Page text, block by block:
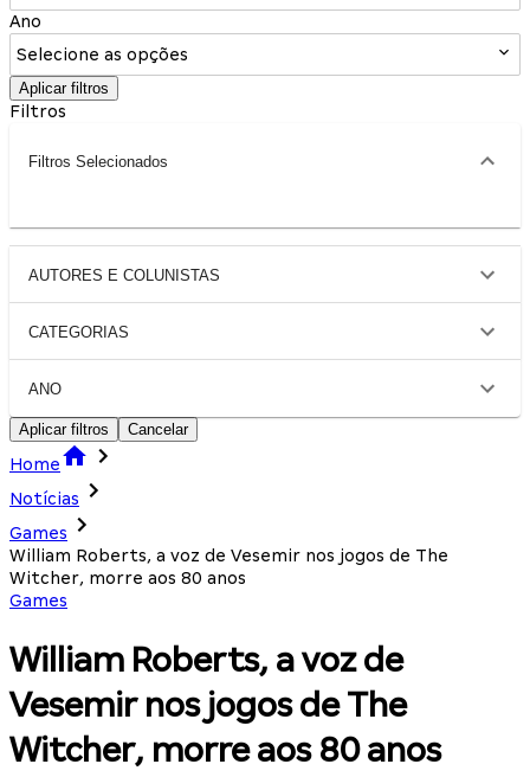
Ano
Selecione as opções
Aplicar filtros
Filtros
Filtros Selecionados
AUTORES E COLUNISTAS
CATEGORIAS
ANO
Aplicar filtros Cancelar
Home
Notícias
Games
William Roberts, a voz de Vesemir nos jogos de The
Witcher, morre aos 80 anos
Games
William Roberts, a voz de
Vesemir nos jogos de The
Witcher, morre aos 80 anos